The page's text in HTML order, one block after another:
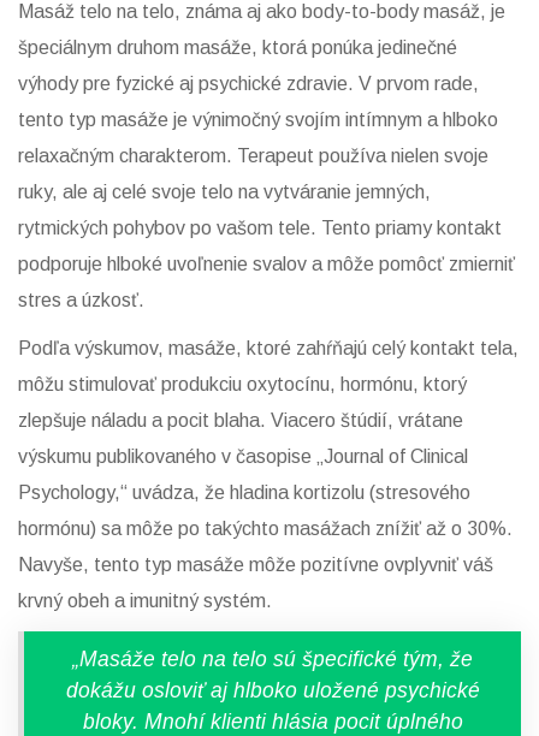
Masáž telo na telo, známa aj ako body-to-body masáž, je
špeciálnym druhom masáže, ktorá ponúka jedinečné
výhody pre fyzické aj psychické zdravie. V prvom rade,
tento typ masáže je výnimočný svojím intímnym a hlboko
relaxačným charakterom. Terapeut používa nielen svoje
ruky, ale aj celé svoje telo na vytváranie jemných,
rytmických pohybov po vašom tele. Tento priamy kontakt
podporuje hlboké uvoľnenie svalov a môže pomôcť zmierniť
stres a úzkosť.
Podľa výskumov, masáže, ktoré zahŕňajú celý kontakt tela,
môžu stimulovať produkciu oxytocínu, hormónu, ktorý
zlepšuje náladu a pocit blaha. Viacero štúdií, vrátane
výskumu publikovaného v časopise „Journal of Clinical
Psychology,“ uvádza, že hladina kortizolu (stresového
hormónu) sa môže po takýchto masážach znížiť až o 30%.
Navyše, tento typ masáže môže pozitívne ovplyvniť váš
krvný obeh a imunitný systém.
„Masáže telo na telo sú špecifické tým, že
dokážu osloviť aj hlboko uložené psychické
bloky. Mnohí klienti hlásia pocit úplného